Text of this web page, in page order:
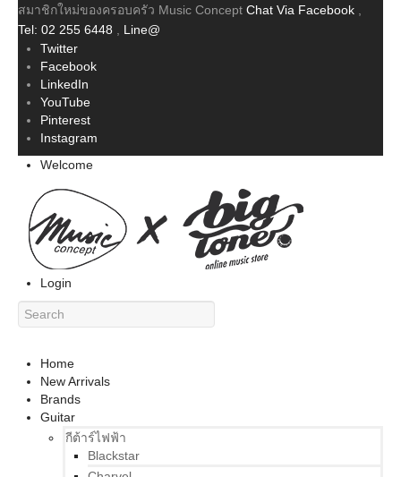
สมาชิกใหม่ของครอบครัว Music Concept Chat Via Facebook
Tel: 02 255 6448
Line@
Twitter
Facebook
LinkedIn
YouTube
Pinterest
Instagram
Welcome
Login
Home
New Arrivals
Brands
Guitar
กีต้าร์ไฟฟ้า
Blackstar